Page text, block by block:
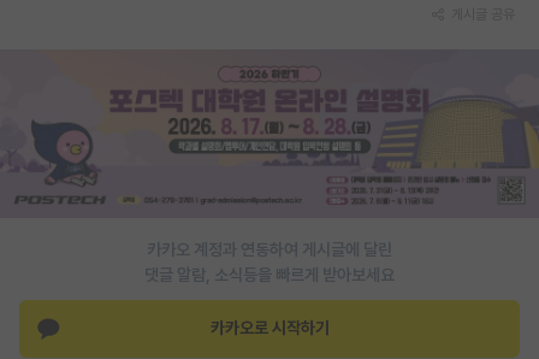
재팬라운지 🌸
카카오 계정과 연동하여 게시글에 달린
댓글 알람, 소식등을 빠르게 받아보세요
카카오로 시작하기